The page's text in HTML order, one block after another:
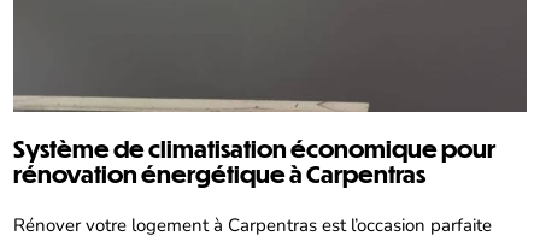
Système de climatisation économique pour
rénovation énergétique à Carpentras
Rénover votre logement à Carpentras est l’occasion parfaite